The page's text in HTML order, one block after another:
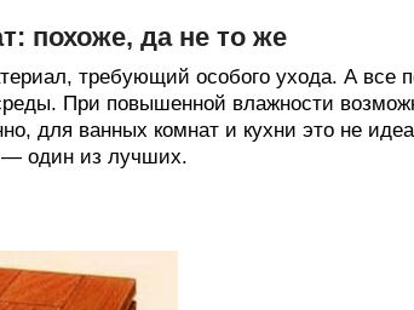
похоже, да не то же
требующий особого ухода. А все
При повышенной влажности
для ванных комнат и кухни это не
— один из лучших.